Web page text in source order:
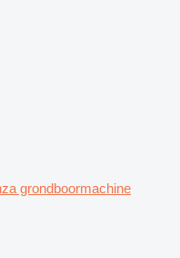
grondboormachine